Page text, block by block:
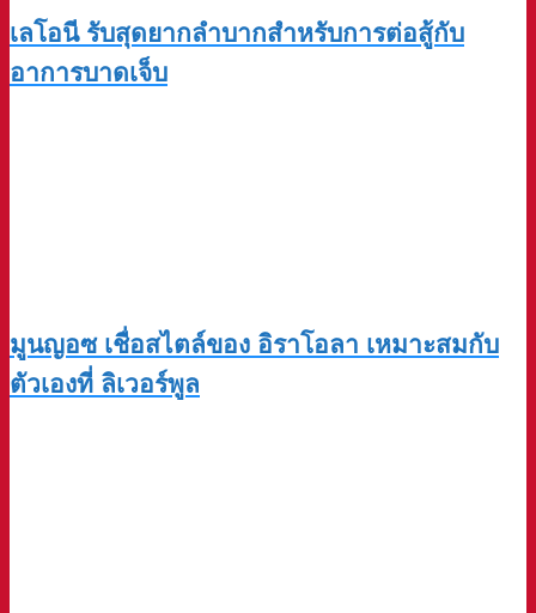
เลโอนี รับสุดยากลำบากสำหรับการต่อสู้กับ
อาการบาดเจ็บ
มูนญอซ เชื่อสไตล์ของ อิราโอลา เหมาะสมกับ
ตัวเองที่ ลิเวอร์พูล